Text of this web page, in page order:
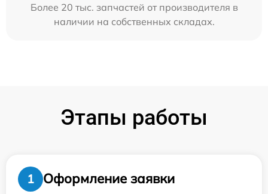
Более 20 тыс. запчастей от производителя в
наличии на собственных складах.
Этапы работы
1
Оформление заявки